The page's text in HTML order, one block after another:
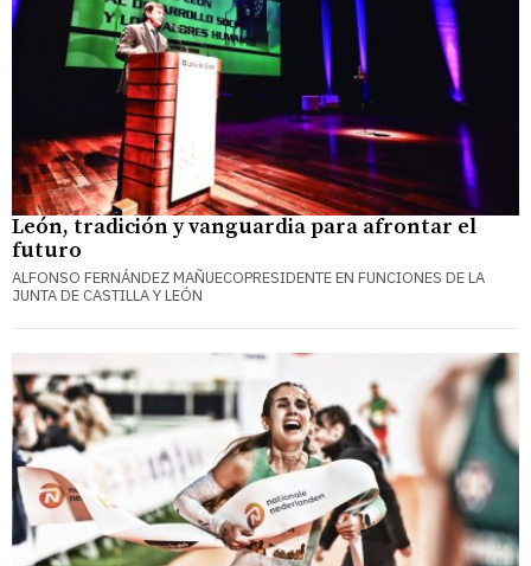
León, tradición y vanguardia para afrontar el
futuro
ALFONSO FERNÁNDEZ MAÑUECOPRESIDENTE EN FUNCIONES DE LA
JUNTA DE CASTILLA Y LEÓN